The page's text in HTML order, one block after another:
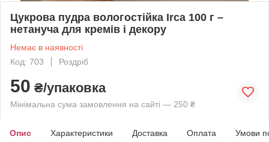
Цукрова пудра вологостійка Irca 100 г –
нетануча для кремів і декору
Немає в наявності
Код: 703
Роздріб
50 ₴/упаковка
Мінімальна сума замовлення на сайті — 250 ₴
Опис Характеристики Доставка Оплата Умови